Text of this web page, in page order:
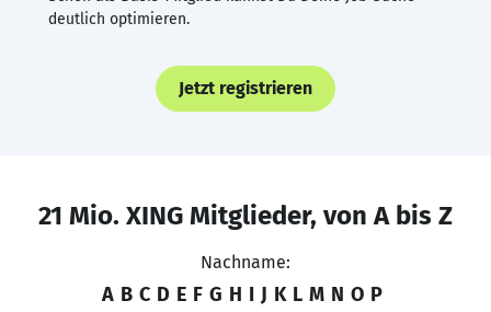
deutlich optimieren.
Jetzt registrieren
21 Mio. XING Mitglieder, von A bis Z
Nachname:
A B C D E F G H I J K L M N O P